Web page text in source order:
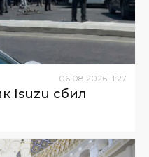
06 08 2026 11:27
Isuzu сбил